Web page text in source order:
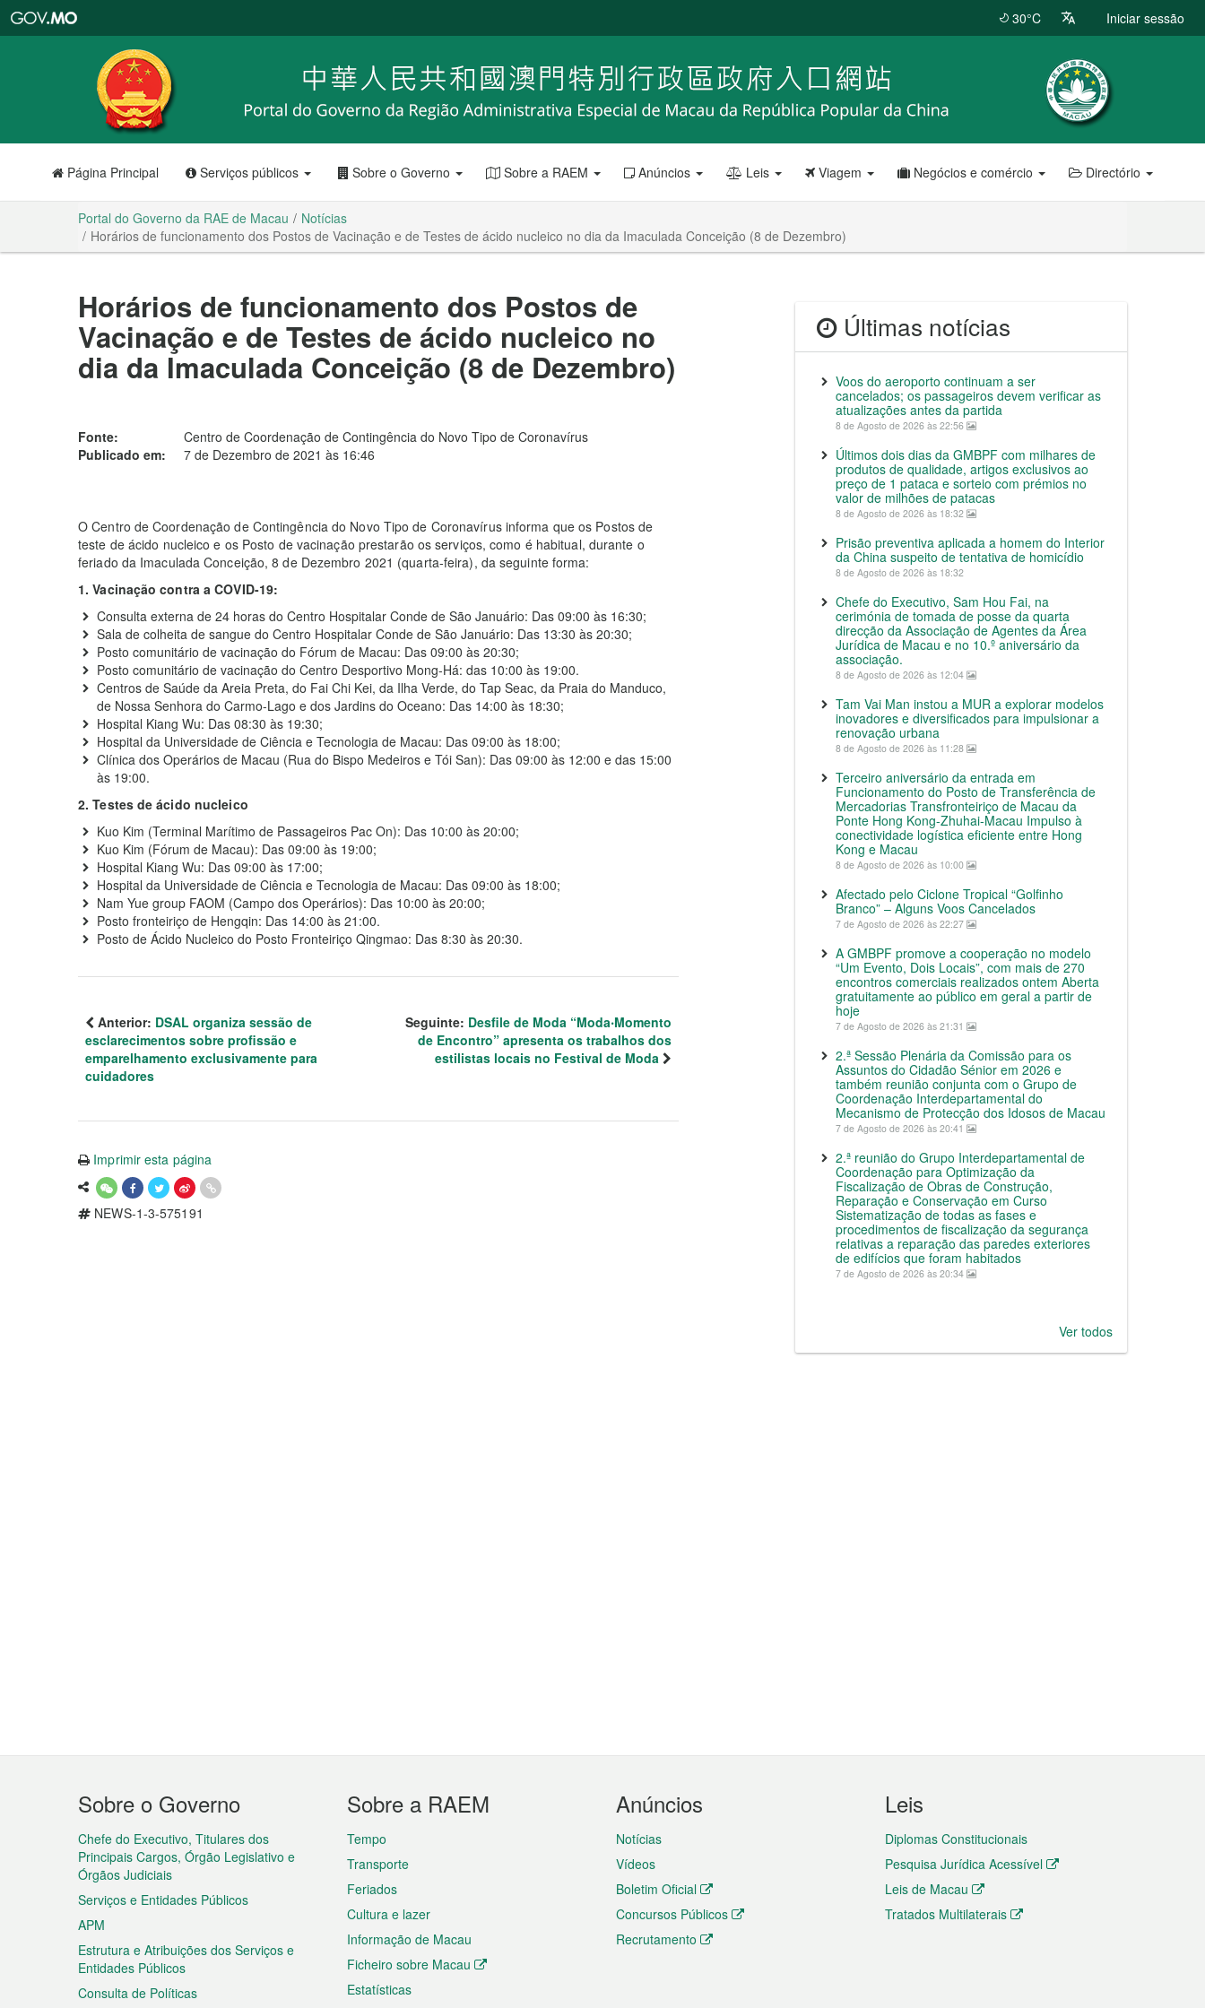
RAE
de
Macau
30°C Iniciar sessão
Página Principal Serviços públicos Sobre o Governo Sobre a RAEM Anúncios Leis Viagem Negócios e comércio Directório
Portal do Governo da RAE de Macau
Notícias
Horários de funcionamento dos Postos de Vacinação e de Testes de ácido nucleico no dia da Imaculada Conceição (8 de Dezembro)
Horários de funcionamento dos Postos de
Vacinação e de Testes de ácido nucleico no
dia da Imaculada Conceição (8 de Dezembro)
Fonte:
Centro de Coordenação de Contingência do Novo Tipo de Coronavírus
Publicado em:
7 de Dezembro de 2021 às 16:46
O Centro de Coordenação de Contingência do Novo Tipo de Coronavírus informa que os Postos de
teste de ácido nucleico e os Posto de vacinação prestarão os serviços, como é habitual, durante o
feriado da Imaculada Conceição, 8 de Dezembro 2021 (quarta-feira), da seguinte forma:
1. Vacinação contra a COVID-19:
Consulta externa de 24 horas do Centro Hospitalar Conde de São Januário: Das 09:00 às 16:30;
Sala de colheita de sangue do Centro Hospitalar Conde de São Januário: Das 13:30 às 20:30;
Posto comunitário de vacinação do Fórum de Macau: Das 09:00 às 20:30;
Posto comunitário de vacinação do Centro Desportivo Mong-Há: das 10:00 às 19:00.
Centros de Saúde da Areia Preta, do Fai Chi Kei, da Ilha Verde, do Tap Seac, da Praia do Manduco,
de Nossa Senhora do Carmo-Lago e dos Jardins do Oceano: Das 14:00 às 18:30;
Hospital Kiang Wu: Das 08:30 às 19:30;
Hospital da Universidade de Ciência e Tecnologia de Macau: Das 09:00 às 18:00;
Clínica dos Operários de Macau (Rua do Bispo Medeiros e Tói San): Das 09:00 às 12:00 e das 15:00
às 19:00.
2. Testes de ácido nucleico
Kuo Kim (Terminal Marítimo de Passageiros Pac On): Das 10:00 às 20:00;
Kuo Kim (Fórum de Macau): Das 09:00 às 19:00;
Hospital Kiang Wu: Das 09:00 às 17:00;
Hospital da Universidade de Ciência e Tecnologia de Macau: Das 09:00 às 18:00;
Nam Yue group FAOM (Campo dos Operários): Das 10:00 às 20:00;
Posto fronteiriço de Hengqin: Das 14:00 às 21:00.
Posto de Ácido Nucleico do Posto Fronteiriço Qingmao: Das 8:30 às 20:30.
Anterior: DSAL organiza sessão de
esclarecimentos sobre profissão e
emparelhamento exclusivamente para
cuidadores
Seguinte: Desfile de Moda “Moda‧Momento
de Encontro” apresenta os trabalhos dos
estilistas locais no Festival de Moda
Imprimir esta página
NEWS-1-3-575191
Últimas notícias
Voos do aeroporto continuam a ser
cancelados; os passageiros devem verificar as
atualizações antes da partida
8 de Agosto de 2026 às 22:56
Últimos dois dias da GMBPF com milhares de
produtos de qualidade, artigos exclusivos ao
preço de 1 pataca e sorteio com prémios no
valor de milhões de patacas
8 de Agosto de 2026 às 18:32
Prisão preventiva aplicada a homem do Interior
da China suspeito de tentativa de homicídio
8 de Agosto de 2026 às 18:32
Chefe do Executivo, Sam Hou Fai, na
cerimónia de tomada de posse da quarta
direcção da Associação de Agentes da Área
Jurídica de Macau e no 10.º aniversário da
associação.
8 de Agosto de 2026 às 12:04
Tam Vai Man instou a MUR a explorar modelos
inovadores e diversificados para impulsionar a
renovação urbana
8 de Agosto de 2026 às 11:28
Terceiro aniversário da entrada em
Funcionamento do Posto de Transferência de
Mercadorias Transfronteiriço de Macau da
Ponte Hong Kong-Zhuhai-Macau Impulso à
conectividade logística eficiente entre Hong
Kong e Macau
8 de Agosto de 2026 às 10:00
Afectado pelo Ciclone Tropical “Golfinho
Branco” – Alguns Voos Cancelados
7 de Agosto de 2026 às 22:27
A GMBPF promove a cooperação no modelo
“Um Evento, Dois Locais”, com mais de 270
encontros comerciais realizados ontem Aberta
gratuitamente ao público em geral a partir de
hoje
7 de Agosto de 2026 às 21:31
2.ª Sessão Plenária da Comissão para os
Assuntos do Cidadão Sénior em 2026 e
também reunião conjunta com o Grupo de
Coordenação Interdepartamental do
Mecanismo de Protecção dos Idosos de Macau
7 de Agosto de 2026 às 20:41
2.ª reunião do Grupo Interdepartamental de
Coordenação para Optimização da
Fiscalização de Obras de Construção,
Reparação e Conservação em Curso
Sistematização de todas as fases e
procedimentos de fiscalização da segurança
relativas a reparação das paredes exteriores
de edifícios que foram habitados
7 de Agosto de 2026 às 20:34
Ver todos
Menu
do
rodapé
Sobre o Governo
Chefe do Executivo, Titulares dos
Principais Cargos, Órgão Legislativo e
Órgãos Judiciais
Serviços e Entidades Públicos
APM
Estrutura e Atribuições dos Serviços e
Entidades Públicos
Consulta de Políticas
Sobre a RAEM
Tempo
Transporte
Feriados
Cultura e lazer
Informação de Macau
Ficheiro sobre Macau
Estatísticas
Anúncios
Notícias
Vídeos
Boletim Oficial
Concursos Públicos
Recrutamento
Leis
Diplomas Constitucionais
Pesquisa Jurídica Acessível
Leis de Macau
Tratados Multilaterais